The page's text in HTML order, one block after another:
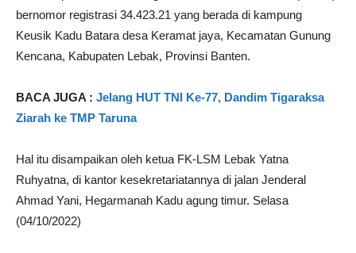
bernomor registrasi 34.423.21 yang berada di kampung
Keusik Kadu Batara desa Keramat jaya, Kecamatan Gunung
Kencana, Kabupaten Lebak, Provinsi Banten.
BACA JUGA : Jelang HUT TNI Ke-77, Dandim Tigaraksa
Ziarah ke TMP Taruna
Hal itu disampaikan oleh ketua FK-LSM Lebak Yatna
Ruhyatna, di kantor kesekretariatannya di jalan Jenderal
Ahmad Yani, Hegarmanah Kadu agung timur. Selasa
(04/10/2022)